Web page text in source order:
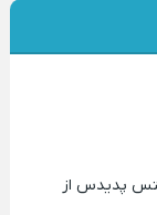
پدیدس از